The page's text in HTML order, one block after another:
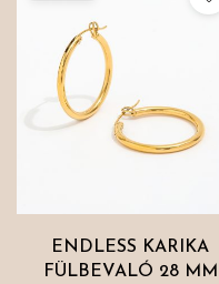
ENDLESS KARIKA
FÜLBEVALÓ 28 MM